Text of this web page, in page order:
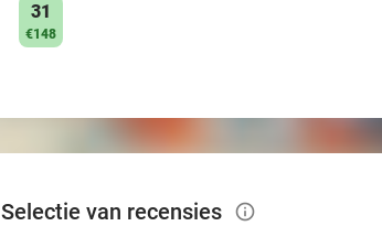
31
€148
Selectie van recensies info_outlined